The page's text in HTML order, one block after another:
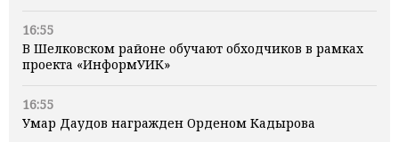
16:55
В Шелковском районе обучают обходчиков в рамках
проекта «ИнформУИК»
16:55
Умар Даудов награжден Орденом Кадырова